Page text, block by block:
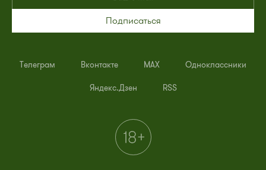
Подписаться
Телеграм Вконтакте MAX Одноклассники
Яндекс.Дзен RSS